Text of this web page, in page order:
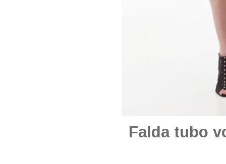
Falda tubo